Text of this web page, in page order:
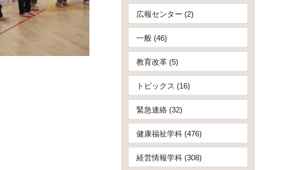
広報センター (2)
一般 (46)
教育改革 (5)
トピックス (16)
緊急連絡 (32)
健康福祉学科 (476)
経営情報学科 (308)